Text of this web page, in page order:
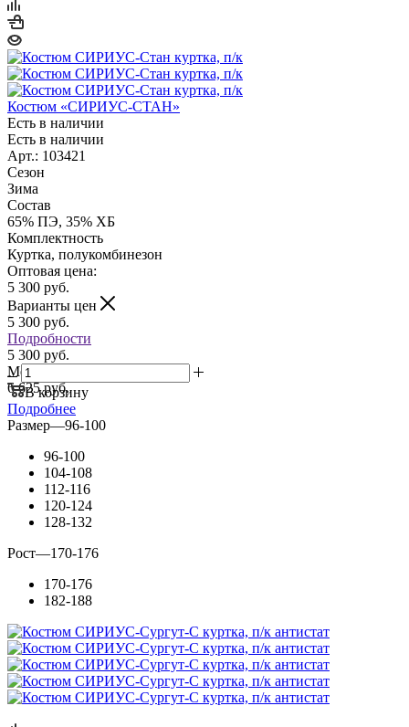
Костюм «СИРИУС-СТАН»
Есть в наличии
Есть в наличии
Арт.: 103421
Сезон
Зима
Состав
65% ПЭ, 35% ХБ
Комплектность
Куртка, полукомбинезон
Оптовая цена:
5 300 руб.
Варианты цен
5 300 руб.
Подробности
5 300 руб.
Мелкий опт:
6 625 руб.
В корзину
Подробнее
Размер—96-100
96-100
104-108
112-116
120-124
128-132
Рост—170-176
170-176
182-188